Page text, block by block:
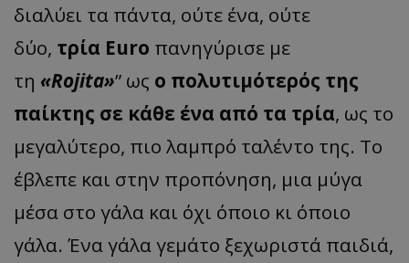
διαλύει τα πάντα, ούτε ένα, ούτε
δύο, τρία Euro πανηγύρισε με
τη «Rojita»” ως ο πολυτιμότερός της
παίκτης σε κάθε ένα από τα τρία, ως το
μεγαλύτερο, πιο λαμπρό ταλέντο της. Το
έβλεπε και στην προπόνηση, μια μύγα
μέσα στο γάλα και όχι όποιο κι όποιο
γάλα. Ένα γάλα γεμάτο ξεχωριστά παιδιά,